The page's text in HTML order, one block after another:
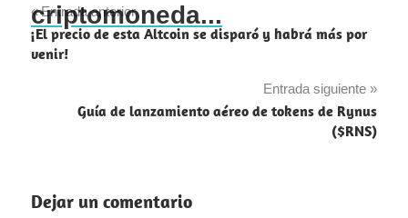
criptomoneda...
Navegación
de
Entrada anterior
¡El precio de esta Altcoin se disparó y habrá más por
venir!
Entrada siguiente
Guía de lanzamiento aéreo de tokens de Rynus
($RNS)
Dejar un comentario